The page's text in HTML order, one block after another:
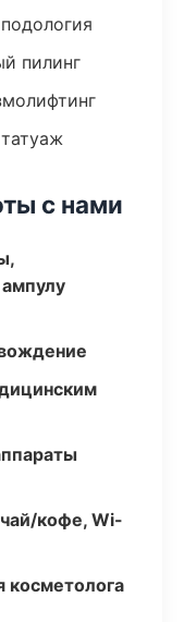
пилинг
с нами
кофе, Wi-
косметолога